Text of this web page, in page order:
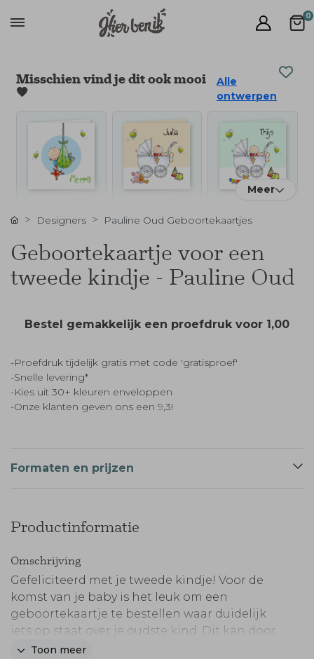
0
Misschien vind je dit ook mooi
🧡
Alle
ontwerpen
Meer
Designers Pauline Oud Geboortekaartjes
Geboortekaartje voor een
tweede kindje - Pauline Oud
Bestel gemakkelijk een proefdruk voor 1,00
-Proefdruk tijdelijk gratis met code 'gratisproef'
-Snelle levering*
-Kies uit 30+ kleuren enveloppen
-Onze klanten geven ons een 9,3!
Formaten en prijzen
Productinformatie
Omschrijving
Gefeliciteerd met je tweede kindje! Voor de
komst van je baby is het leuk om een
geboortekaartje te bestellen waar duidelijk
iets op staat over je oudste kind. Dit kan door
een gedichtje, maar ook door deze gave
Toon meer